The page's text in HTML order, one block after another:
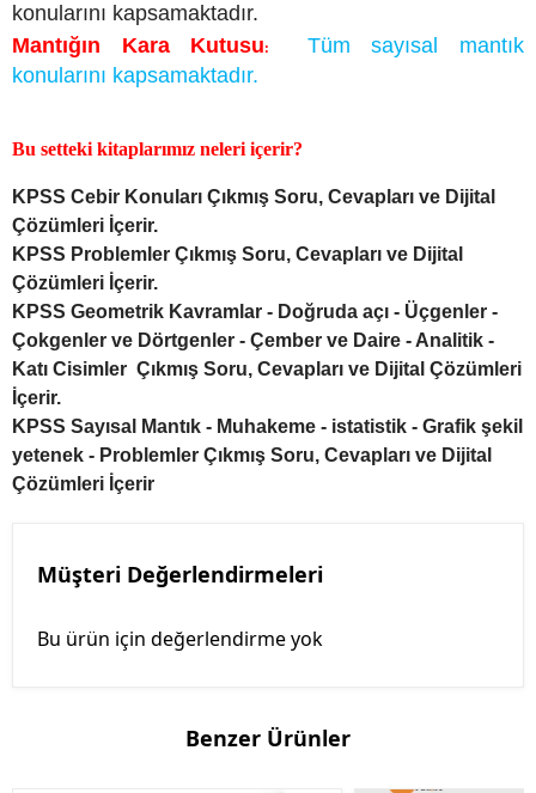
konularını kapsamaktadır.
Mantığın Kara Kutusu:
Tüm sayısal mantık
konularını kapsamaktadır.
Bu setteki kitaplarımız neleri içerir?
KPSS Cebir Konuları Çıkmış Soru, Cevapları ve Dijital
Çözümleri İçerir.
KPSS Problemler Çıkmış Soru, Cevapları ve Dijital
Çözümleri İçerir.
KPSS Geometrik Kavramlar - Doğruda açı - Üçgenler -
Çokgenler ve Dörtgenler - Çember ve Daire - Analitik -
Katı Cisimler Çıkmış Soru, Cevapları ve Dijital Çözümleri
İçerir.
KPSS Sayısal Mantık - Muhakeme - istatistik - Grafik şekil
yetenek - Problemler Çıkmış Soru, Cevapları ve Dijital
Çözümleri İçerir
Müşteri Değerlendirmeleri
Bu ürün için değerlendirme yok
Benzer Ürünler